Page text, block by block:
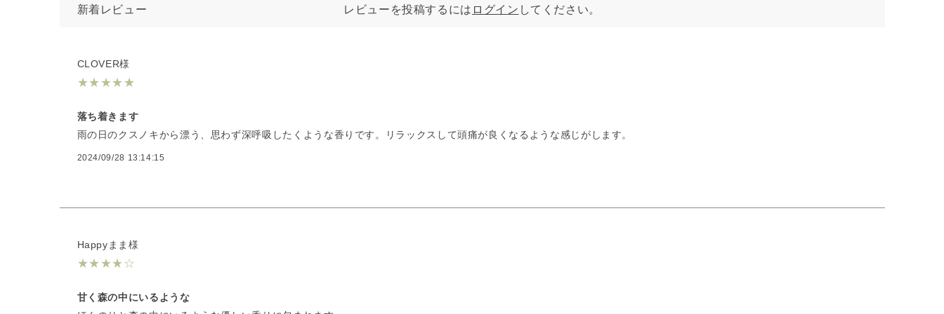
新着レビュー レビューを投稿するには ログイン してください。
CLOVER様
★★★★★
落ち着きます
雨の日のクスノキから漂う、思わず深呼吸したくような香りです。リラックスして頭痛が良くなるような感じがします。
2024/09/28 13:14:15
Happyまま様
★★★★☆
甘く森の中にいるような